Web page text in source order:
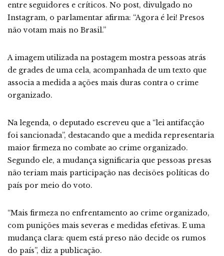
entre seguidores e críticos. No post, divulgado no
Instagram, o parlamentar afirma: “Agora é lei! Presos
não votam mais no Brasil.”
A imagem utilizada na postagem mostra pessoas atrás
de grades de uma cela, acompanhada de um texto que
associa a medida a ações mais duras contra o crime
organizado.
Na legenda, o deputado escreveu que a “lei antifacção
foi sancionada”, destacando que a medida representaria
maior firmeza no combate ao crime organizado.
Segundo ele, a mudança significaria que pessoas presas
não teriam mais participação nas decisões políticas do
país por meio do voto.
“Mais firmeza no enfrentamento ao crime organizado,
com punições mais severas e medidas efetivas. E uma
mudança clara: quem está preso não decide os rumos
do país”, diz a publicação.